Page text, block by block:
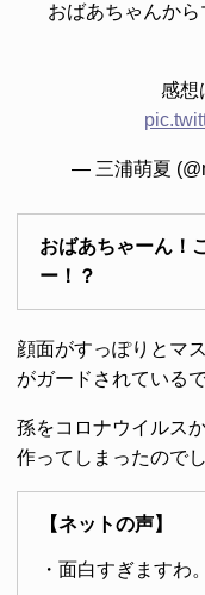
おばあちゃんか
感想
— 三浦萌夏
おばあちゃーん！
ー！？
顔面がすっぽりとマ
がガードされている
孫をコロナウイルス
作ってしまったので
【ネットの声】
・面白すぎますわ。